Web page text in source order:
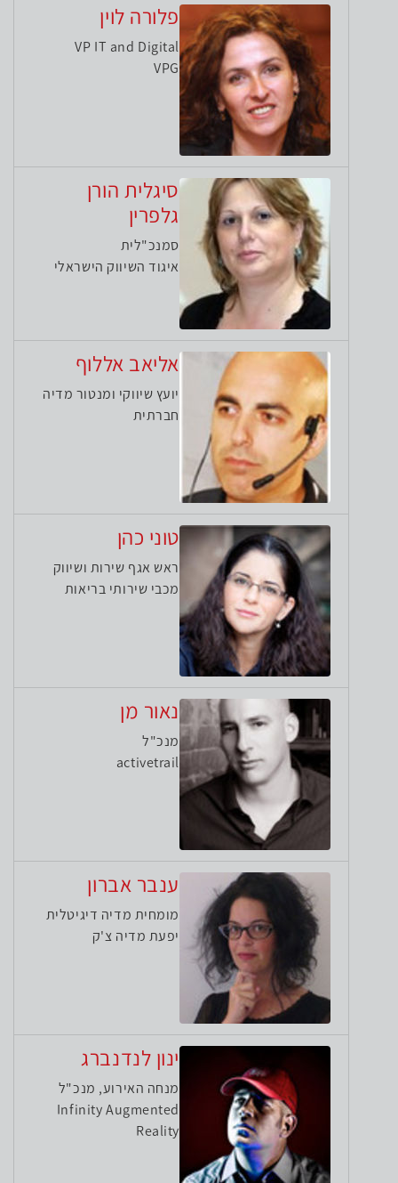
פלורה לוין
VP IT and Digital
VPG
סיגלית הורן
גלפרין
סמנכ"לית
איגוד השיווק הישראלי
אליאב אללוף
יועץ שיווקי ומנטור מדיה
חברתית
טוני כהן
ראש אגף שירות ושיווק
מכבי שירותי בריאות
נאור מן
מנכ"ל
activetrail
ענבר אברון
מומחית מדיה דיגיטלית
יפעת מדיה צ'ק
ינון לנדנברג
מנחה האירוע, מנכ"ל
Infinity Augmented
Reality